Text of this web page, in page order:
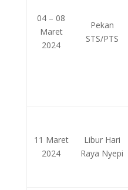
04 – 08
Maret
2024
Pekan
STS/PTS
11 Maret
2024
Libur Hari
Raya Nyepi